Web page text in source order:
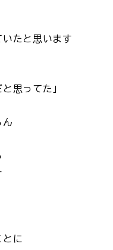
たと思います
思ってた」
ん
とに